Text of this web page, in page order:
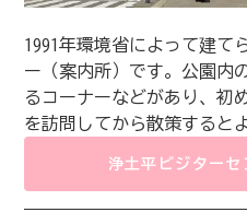
1991年環境省によって建て
ー（案内所）です。公園内
るコーナーなどがあり、初
を訪問してから散策すると
浄土平ビジターセ